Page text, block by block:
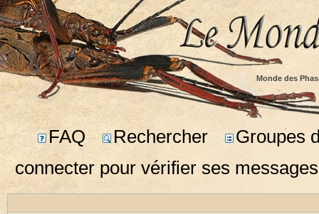
Monde des
FAQ Rechercher
Groupes
connecter pour vérifier ses